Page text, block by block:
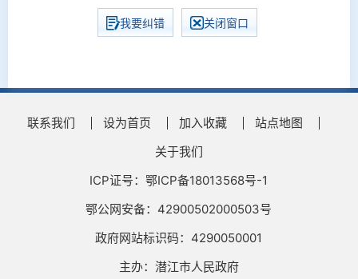
我要纠错 关闭窗口
联系我们 设为首页 加入收藏
站点地图
关于我们
ICP证号：鄂ICP备18013568号-1
鄂公网安备：42900502000503号
政府网站标识码：4290050001
主办：潜江市人民政府